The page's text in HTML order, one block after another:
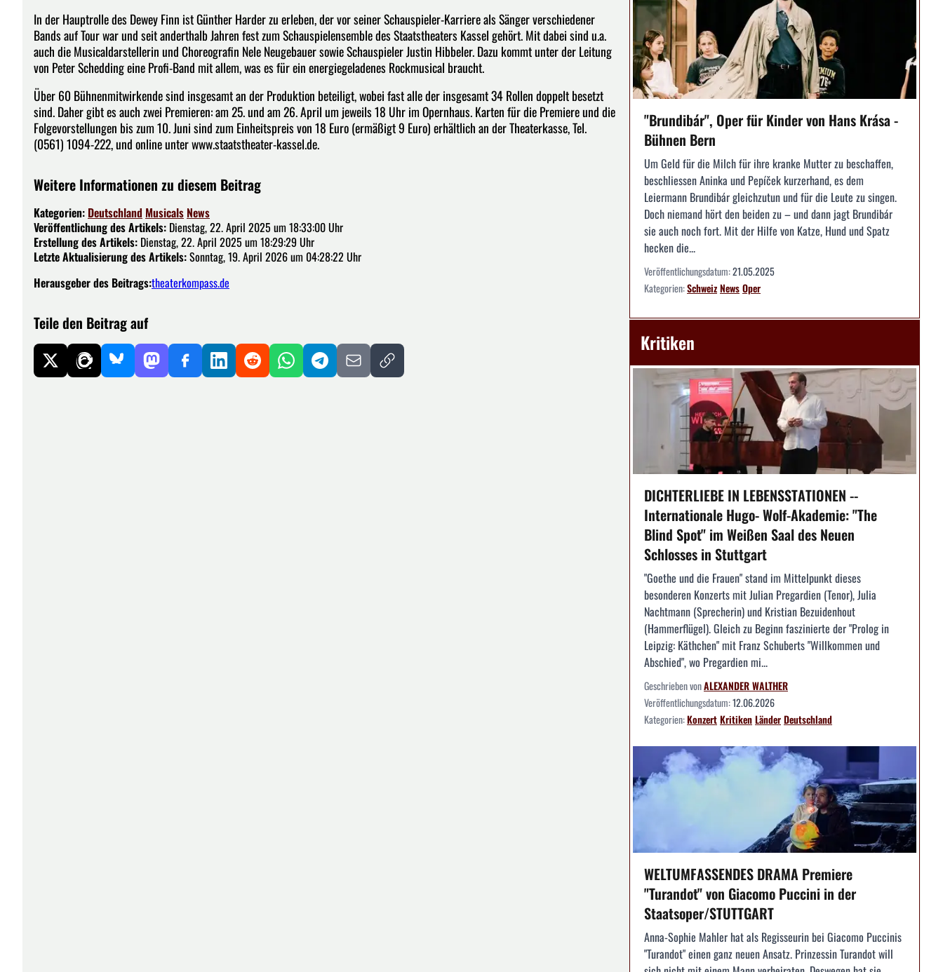
In der Hauptrolle des Dewey Finn ist Günther Harder zu erleben, der vor seiner Schauspieler-Karriere als Sänger verschiedener
Bands auf Tour war und seit anderthalb Jahren fest zum Schauspielensemble des Staatstheaters Kassel gehört. Mit dabei sind u.a.
auch die Musicaldarstellerin und Choreografin Nele Neugebauer sowie Schauspieler Justin Hibbeler. Dazu kommt unter der Leitung
von Peter Schedding eine Profi-Band mit allem, was es für ein energiegeladenes Rockmusical braucht.
Über 60 Bühnenmitwirkende sind insgesamt an der Produktion beteiligt, wobei fast alle der insgesamt 34 Rollen doppelt besetzt
sind. Daher gibt es auch zwei Premieren: am 25. und am 26. April um jeweils 18 Uhr im Opernhaus. Karten für die Premiere und die
Folgevorstellungen bis zum 10. Juni sind zum Einheitspreis von 18 Euro (ermäßigt 9 Euro) erhältlich an der Theaterkasse, Tel.
(0561) 1094-222, und online unter www.staatstheater-kassel.de.
Weitere Informationen zu diesem Beitrag
Kategorien: Deutschland Musicals News
Veröffentlichung des Artikels: Dienstag, 22. April 2025 um 18:33:00 Uhr
Erstellung des Artikels: Dienstag, 22. April 2025 um 18:29:29 Uhr
Letzte Aktualisierung des Artikels:Sonntag, 19. April 2026 um 04:28:22 Uhr
Herausgeber des Beitrags:theaterkompass.de
Teile den Beitrag auf
"Brundibár", Oper für Kinder von Hans Krása -
Bühnen Bern
Um Geld für die Milch für ihre kranke Mutter zu beschaffen,
beschliessen Aninka und Pepíček kurzerhand, es dem
Leiermann Brundibár gleichzutun und für die Leute zu singen.
Doch niemand hört den beiden zu – und dann jagt Brundibár
sie auch noch fort. Mit der Hilfe von Katze, Hund und Spatz
hecken die...
Veröffentlichungsdatum:21.05.2025
Kategorien:SchweizNewsOper
Kritiken
DICHTERLIEBE IN LEBENSSTATIONEN --
Internationale Hugo- Wolf-Akademie: "The
Blind Spot" im Weißen Saal des Neuen
Schlosses in Stuttgart
"Goethe und die Frauen" stand im Mittelpunkt dieses
besonderen Konzerts mit Julian Pregardien (Tenor), Julia
Nachtmann (Sprecherin) und Kristian Bezuidenhout
(Hammerflügel). Gleich zu Beginn faszinierte der "Prolog in
Leipzig: Käthchen" mit Franz Schuberts "Willkommen und
Abschied", wo Pregardien mi...
Geschrieben vonALEXANDER WALTHER
Veröffentlichungsdatum:12.06.2026
Kategorien:KonzertKritikenLänderDeutschland
WELTUMFASSENDES DRAMA Premiere
"Turandot" von Giacomo Puccini in der
Staatsoper/STUTTGART
Anna-Sophie Mahler hat als Regisseurin bei Giacomo Puccinis
"Turandot" einen ganz neuen Ansatz. Prinzessin Turandot will